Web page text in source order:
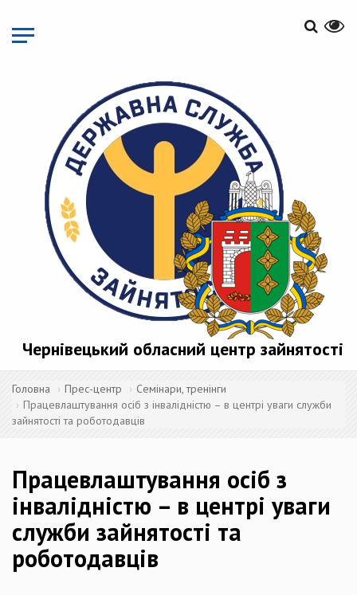
основного
матеріалу
Чернівецький обласний центр зайнятості
Головна Прес-центр
Семінари, тренінги
Працевлаштування осіб з інвалідністю – в центрі уваги служби
зайнятості та роботодавців
Працевлаштування осіб з
інвалідністю – в центрі уваги
служби зайнятості та
роботодавців